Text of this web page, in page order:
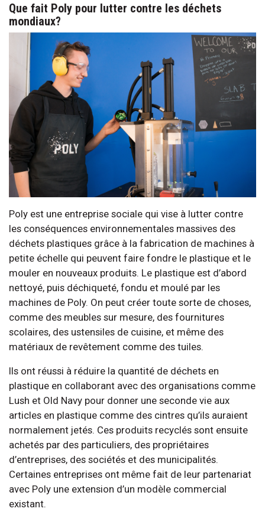
Que fait Poly pour lutter contre les déchets
mondiaux?
Poly est une entreprise sociale qui vise à lutter contre
les conséquences environnementales massives des
déchets plastiques grâce à la fabrication de machines à
petite échelle qui peuvent faire fondre le plastique et le
mouler en nouveaux produits. Le plastique est d’abord
nettoyé, puis déchiqueté, fondu et moulé par les
machines de Poly. On peut créer toute sorte de choses,
comme des meubles sur mesure, des fournitures
scolaires, des ustensiles de cuisine, et même des
matériaux de revêtement comme des tuiles.
Ils ont réussi à réduire la quantité de déchets en
plastique en collaborant avec des organisations comme
Lush et Old Navy pour donner une seconde vie aux
articles en plastique comme des cintres qu’ils auraient
normalement jetés. Ces produits recyclés sont ensuite
achetés par des particuliers, des propriétaires
d’entreprises, des sociétés et des municipalités.
Certaines entreprises ont même fait de leur partenariat
avec Poly une extension d’un modèle commercial
existant.